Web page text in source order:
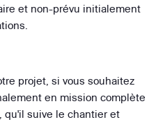
et non-prévu initialement
projet, si vous souhaitez
en mission complète
qu'il suive le chantier et